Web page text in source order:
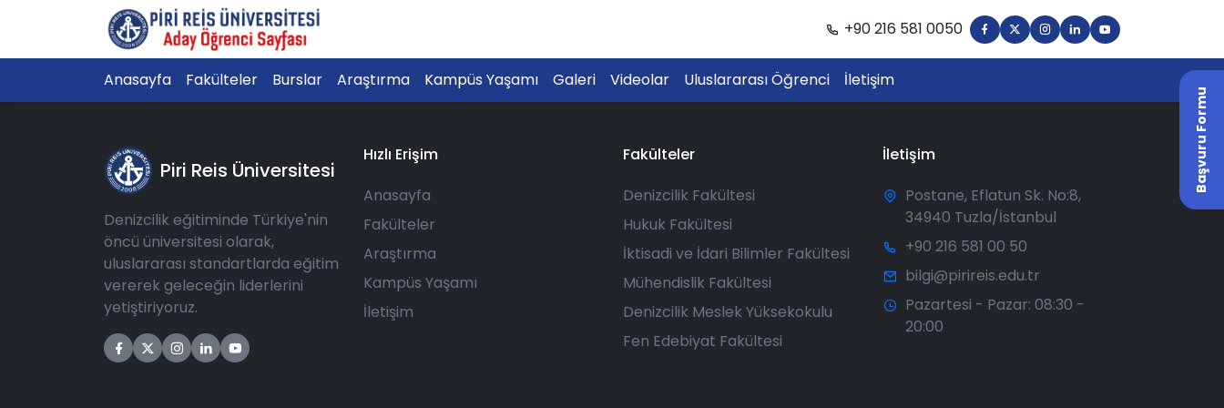
+90 216 581 0050
Anasayfa Fakülteler Burslar Araştırma Kampüs Yaşamı Galeri Videolar Uluslararası Öğrenci İletişim
Başvuru Formu
Piri Reis Üniversitesi
Denizcilik eğitiminde Türkiye'nin
öncü üniversitesi olarak,
uluslararası standartlarda eğitim
vererek geleceğin liderlerini
yetiştiriyoruz.
Hızlı Erişim
Anasayfa
Fakülteler
Araştırma
Kampüs Yaşamı
İletişim
Fakülteler
Denizcilik Fakültesi
Hukuk Fakültesi
İktisadi ve İdari Bilimler Fakültesi
Mühendislik Fakültesi
Denizcilik Meslek Yüksekokulu
Fen Edebiyat Fakültesi
İletişim
Postane, Eflatun Sk. No:8,
34940 Tuzla/İstanbul
+90 216 581 00 50
bilgi@pirireis.edu.tr
Pazartesi - Pazar: 08:30 -
20:00